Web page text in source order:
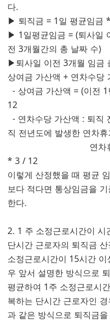
다.
▶ 퇴직금 = 1일 평균임금
▶ 1일평균임금 = (퇴사일
전 3개월간의 총 날짜 수)
▶퇴사일 이전 3개월 임금
상여금 가산액 + 연차수당
- 상여금 가산액 = (이전
12
- 연차수당 가산액 : 퇴직
직 전년도에 발생한 연차
연차휴가에 따
* 3 / 12
이렇게 산정했을 때 평균
보다 적다면 통상임금을
한다.
2. 1 주 소정근로시간이 시
단시간 근로자의 퇴직금 산
소정근로시간이 15시간
우 앞서 설명한 방식으로
평균하여 1주 소정근로시
복하는 단시간 근로자인
과 같은 방식으로 퇴직금